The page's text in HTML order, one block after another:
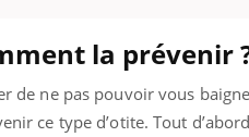
la prévenir
de ne pas pouvoir vous
ce type d’otite. Tout
d'un proche c'est